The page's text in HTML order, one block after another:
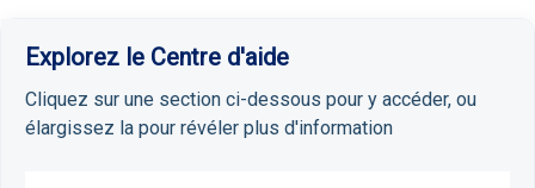
Explorez le Centre d'aide
Cliquez sur une section ci-dessous pour y accéder, ou
élargissez la pour révéler plus d'information